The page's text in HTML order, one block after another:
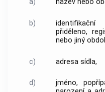
a)
název nebo
b)
přiděleno,
nebo jiný
c) adresa sídla,
d)
jméno,